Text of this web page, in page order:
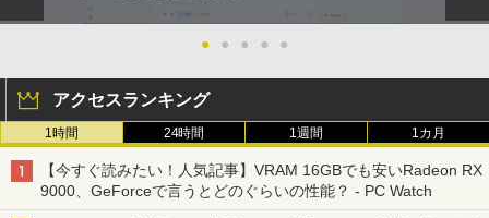
イティブ英語書き写し [ ブレット・リン
ゼイ ]
￥1,980
楽譜 【取寄品】UN275 輸入 フラッシン
グ・ウィンズ【メール便不可商品】【沖
縄・離島以外送料無料】
● ● ● ● ●
アクセスランキング
1時間 24時間 1週間 1カ月
【今すぐ読みたい！人気記事】VRAM 16GBでも安いRadeon RX
9000、GeForceで言うとどのぐらいの性能？ - PC Watch